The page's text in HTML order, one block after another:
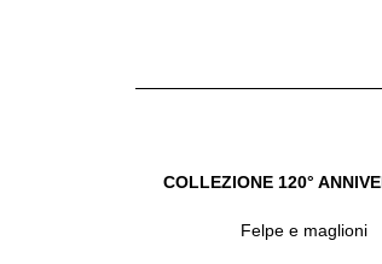
COLLEZIONE 120°
Felpe e maglioni